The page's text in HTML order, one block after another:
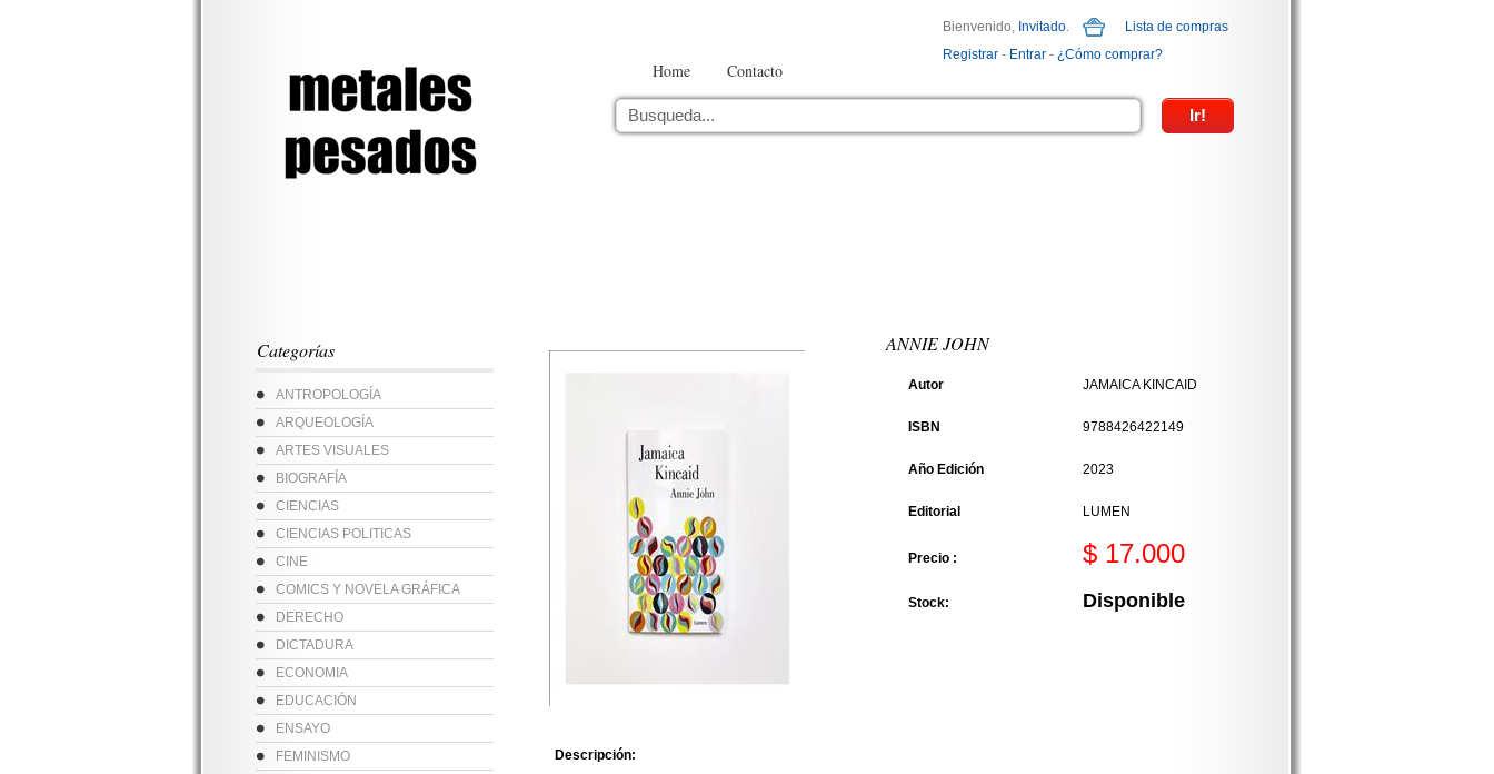
Home Contacto
Bienvenido, Invitado.
Lista de compras
Registrar - Entrar - ¿Cómo comprar?
Categorías
ANTROPOLOGÍA
ARQUEOLOGÍA
ARTES VISUALES
BIOGRAFÍA
CIENCIAS
CIENCIAS POLITICAS
CINE
COMICS Y NOVELA GRÁFICA
DERECHO
DICTADURA
ECONOMIA
EDUCACIÓN
ENSAYO
FEMINISMO
ANNIE JOHN
Autor JAMAICA KINCAID
ISBN 9788426422149
Año Edición 2023
Editorial LUMEN
Precio : $ 17.000
Stock: Disponible
Descripción: